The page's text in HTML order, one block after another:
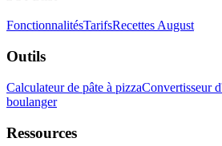
FonctionnalitésTarifsRecettes August
Outils
Calculateur de pâte à pizzaConvertisseur
boulanger
Ressources